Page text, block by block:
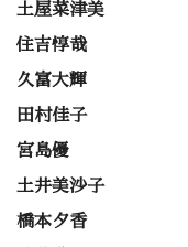
土屋菜津美
住吉惇哉
久富大輝
田村佳子
宮島優
土井美沙子
橋本夕香